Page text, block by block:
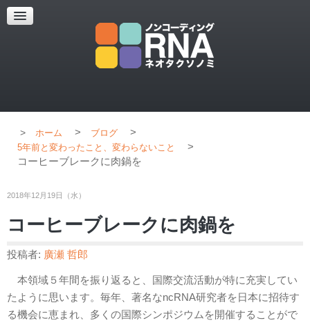
超解像顕微鏡
超解像顕微鏡の紹介
ホーム > ブログ >
5年前と変わったこと、変わらないこと
>
コーヒーブレークに肉鍋を
2018年12月19日（水）
コーヒーブレークに肉鍋を
投稿者: 廣瀬 哲郎
本領域５年間を振り返ると、国際交流活動が特に充実してい
たように思います。毎年、著名なncRNA研究者を日本に招待す
る機会に恵まれ、多くの国際シンポジウムを開催することがで